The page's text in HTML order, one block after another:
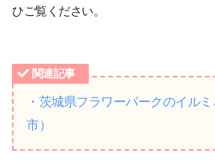
ひご覧ください。
関連記事
・茨城県フラワーパークのイル
市）